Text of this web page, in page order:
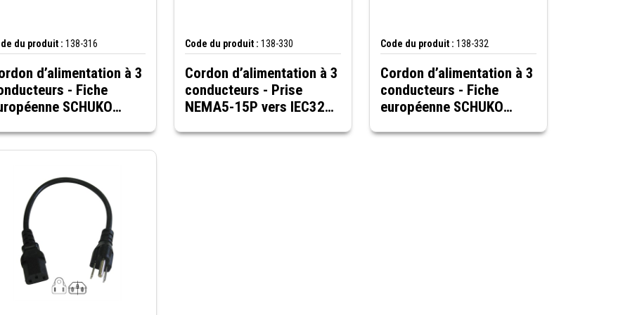
du produit : 138-316
d’alimentation à 3
- Fiche
SCHUKO
C13, noir, 6 pieds
Code du produit : 138-330
Cordon d’alimentation à 3
conducteurs - Prise
NEMA5-15P vers IEC320-
Code du produit : 138-332
Cordon d’alimentation à 3
conducteurs - Fiche
européenne SCHUKO
IEC320-C5, noir, 6 pieds